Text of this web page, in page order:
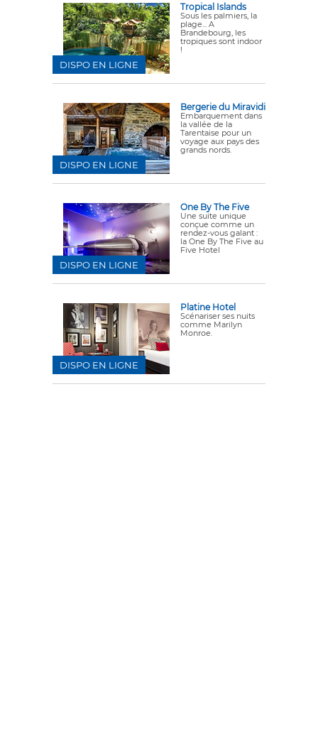
Tropical Islands
Sous les palmiers, la
plage... A
Brandebourg, les
tropiques sont indoor
!
DISPO EN LIGNE
Bergerie du Miravidi
Embarquement dans
la vallée de la
Tarentaise pour un
voyage aux pays des
grands nords.
DISPO EN LIGNE
One By The Five
Une suite unique
conçue comme un
rendez-vous galant :
la One By The Five au
Five Hotel
DISPO EN LIGNE
Platine Hotel
Scénariser ses nuits
comme Marilyn
Monroe.
DISPO EN LIGNE